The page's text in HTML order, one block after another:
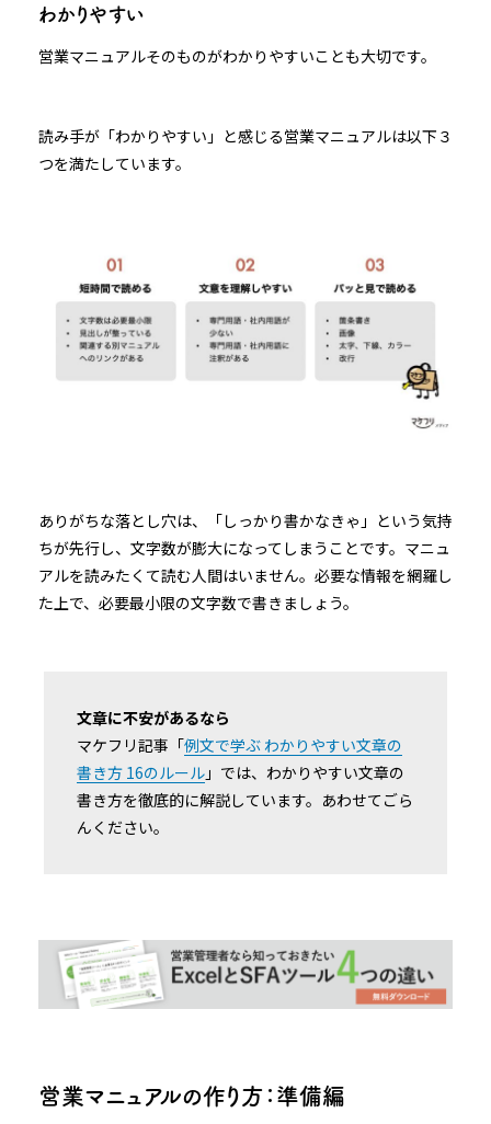
わかりやすい
営業マニュアルそのものがわかりやすいことも大切です。
読み手が「わかりやすい」と感じる営業マニュアルは以下３
つを満たしています。
ありがちな落とし穴は、「しっかり書かなきゃ」という気持
ちが先行し、文字数が膨大になってしまうことです。マニュ
アルを読みたくて読む人間はいません。必要な情報を網羅し
た上で、必要最小限の文字数で書きましょう。
文章に不安があるなら
マケフリ記事「例文で学ぶ わかりやすい文章の
書き方 16のルール 」では、わかりやすい文章の
書き方を徹底的に解説しています。あわせてごら
んください。
営業マニュアルの作り方：準備編